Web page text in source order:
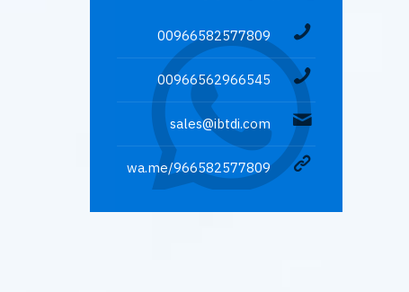
00966582577809
00966562966545
sales@ibtdi.com
wa.me/966582577809